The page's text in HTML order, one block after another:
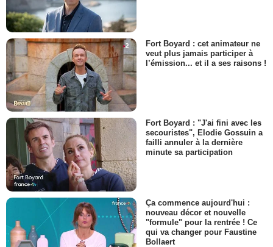
Fort Boyard : cet animateur ne
veut plus jamais participer à
l’émission... et il a ses raisons !
Fort Boyard : "J'ai fini avec les
secouristes", Elodie Gossuin a
failli annuler à la dernière
minute sa participation
Ça commence aujourd'hui :
nouveau décor et nouvelle
"formule" pour la rentrée ! Ce
qui va changer pour Faustine
Bollaert